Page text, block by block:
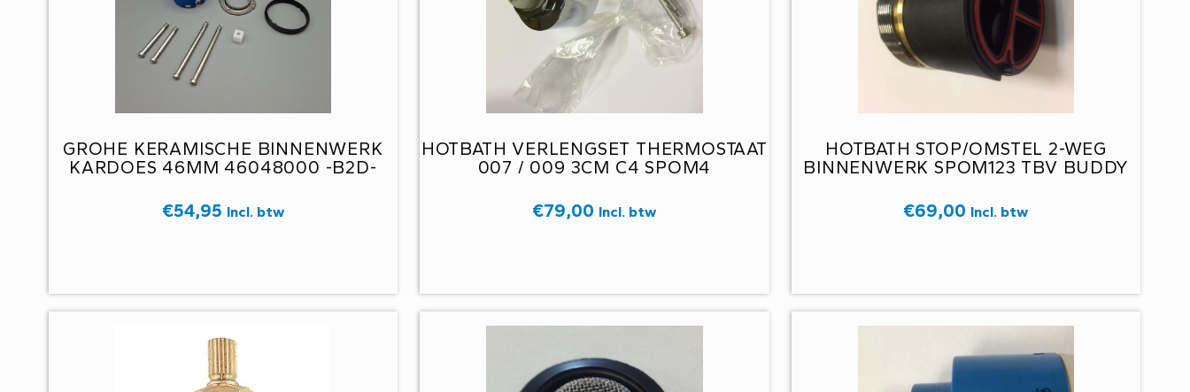
GROHE KERAMISCHE BINNENWERK
KARDOES 46MM 46048000 -B2D-
€54,95 Incl. btw
HOTBATH VERLENGSET THERMOSTAAT
007 / 009 3CM C4 SPOM4
€79,00 Incl. btw
HOTBATH STOP/OMSTEL 2-WEG
BINNENWERK SPOM123 TBV BUDDY
€69,00 Incl. btw